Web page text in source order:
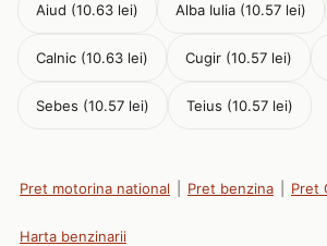
Aiud (10.63 lei) Alba Iulia (10.57 lei)
Calnic (10.63 lei) Cugir (10.57 lei)
Sebes (10.57 lei) Teius (10.57 lei)
Pret motorina national Pret benzina Pret
Harta benzinarii